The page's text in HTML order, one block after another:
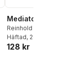
Mediators
Reinhold Martin
Häftad, 2014
128 kr